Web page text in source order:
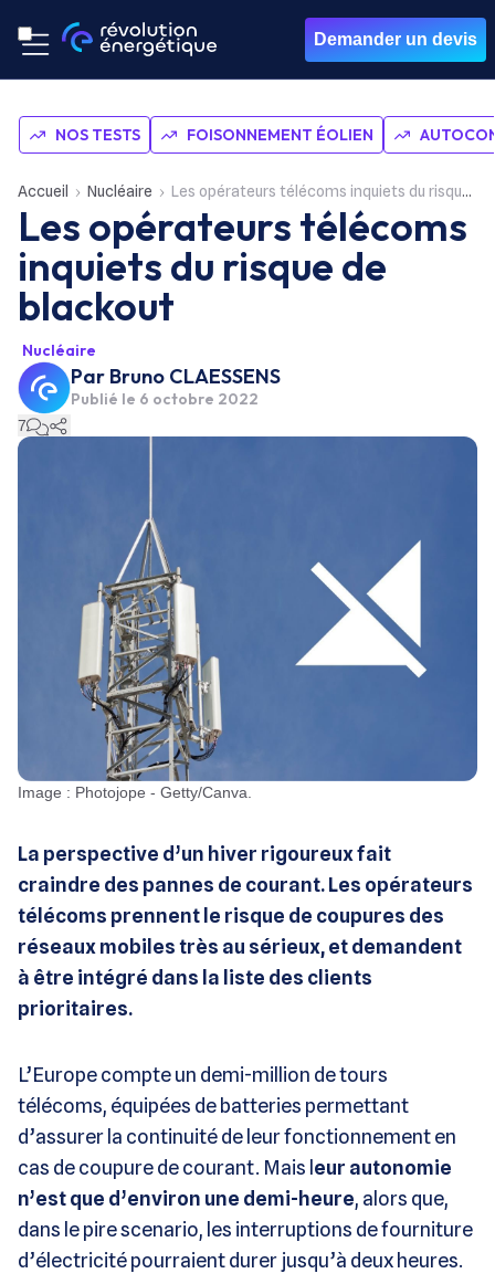
Demander un devis
NOS TESTS FOISONNEMENT ÉOLIEN
Accueil Nucléaire Les opérateurs télécoms inquiets du risque de blackout
Les opérateurs télécoms
inquiets du risque de
blackout
Nucléaire
Par Bruno CLAESSENS
Publié le 6 octobre 2022
7
Image : Photojope - Getty/Canva.
La perspective d’un hiver rigoureux fait
craindre des pannes de courant. Les opérateurs
télécoms prennent le risque de coupures des
réseaux mobiles très au sérieux, et demandent
à être intégré dans la liste des clients
prioritaires.
L’Europe compte un demi-million de tours
télécoms, équipées de batteries permettant
d’assurer la continuité de leur fonctionnement en
cas de coupure de courant. Mais l eur autonomie
n’est que d’environ une demi-heure, alors que,
dans le pire scenario, les interruptions de fourniture
d’électricité pourraient durer jusqu’à deux heures.